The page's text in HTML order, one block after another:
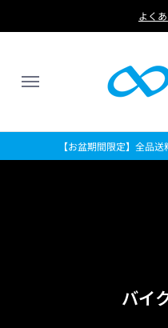
よく
【お盆期間限定】全品
バイ